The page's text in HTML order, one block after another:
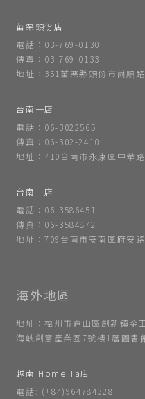
苗栗頭份店
電話：03-769-0130
傳真：03-769-0133
地址：351苗栗縣頭份市尚順
台南一店
電話：06-3022565
傳真：06-302-2410
地址：710台南市永康區中華
台南二店
電話：06-3586451
傳真：06-3584872
地址：709台南市安南區府安
地址：福州市倉山區創新鎮金
海峽創意產業園7號樓1層圖書
越南 Home Ta店
電話: (+84)964784328